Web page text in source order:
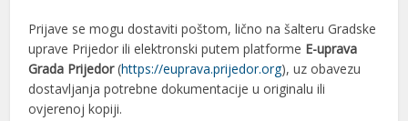
Prijave se mogu dostaviti poštom, lično na šalteru Gradske
uprave Prijedor ili elektronski putem platforme E-uprava
Grada Prijedor(https://euprava.prijedor.org), uz obavezu
dostavljanja potrebne dokumentacije u originalu ili
ovjerenoj kopiji.